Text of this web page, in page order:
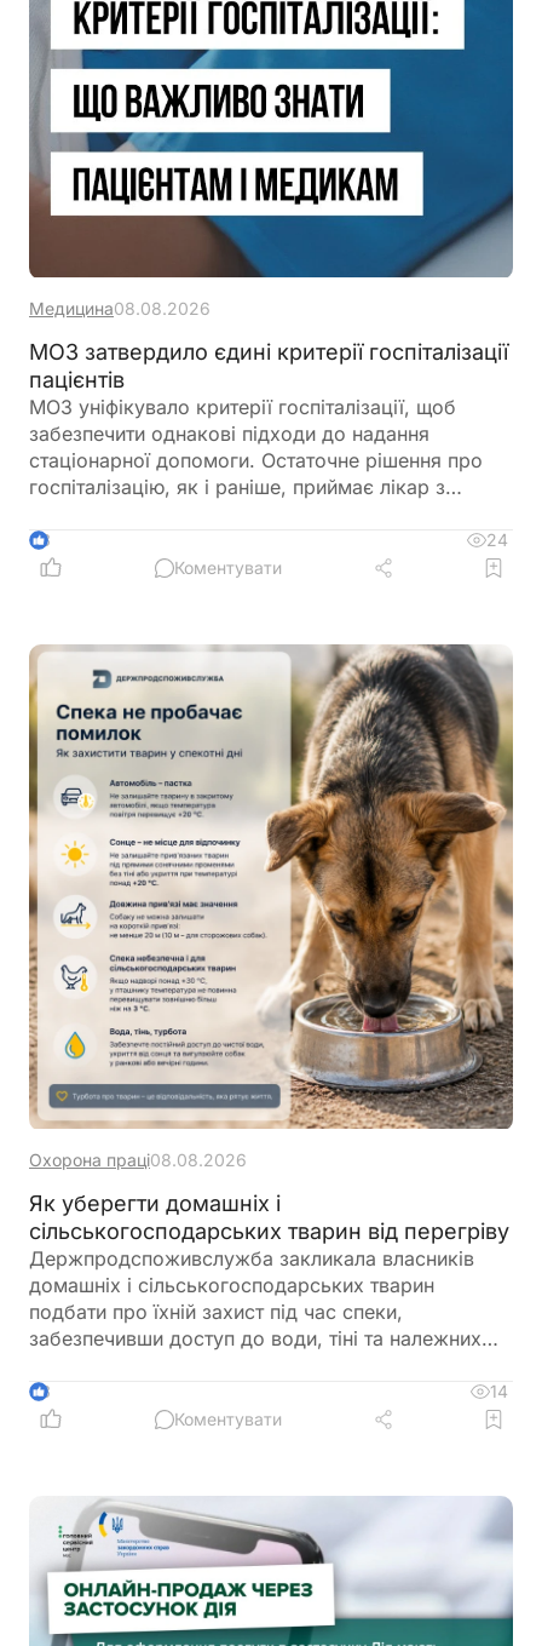
Медицина08.08.2026
МОЗ затвердило єдині критерії госпіталізації
пацієнтів
МОЗ уніфікувало критерії госпіталізації, щоб
забезпечити однакові підходи до надання
стаціонарної допомоги. Остаточне рішення про
госпіталізацію, як і раніше, приймає лікар з
3
24
Коментувати
Охорона праці08.08.2026
Як уберегти домашніх і
сільськогосподарських тварин від перегріву
Держпродспоживслужба закликала власників
домашніх і сільськогосподарських тварин
подбати про їхній захист під час спеки,
забезпечивши доступ до води, тіні та належних
заборону залишати тварин у зачинених
автомобілях або на прив’язі під прямим сонячним
3
14
Коментувати